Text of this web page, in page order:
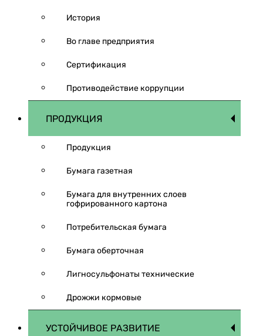
История
Во главе предприятия
Сертификация
Противодействие коррупции
ПРОДУКЦИЯ
Продукция
Бумага газетная
Бумага для внутренних слоев
гофрированного картона
Потребительская бумага
Бумага оберточная
Лигносульфонаты технические
Дрожжи кормовые
УСТОЙЧИВОЕ РАЗВИТИЕ